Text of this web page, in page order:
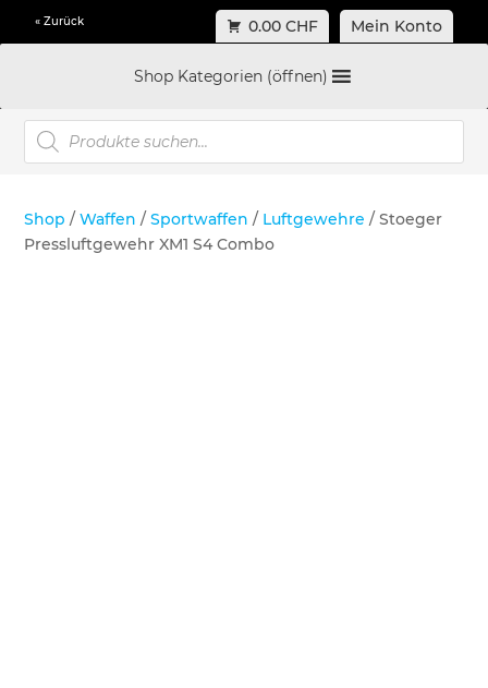
« Zurück 0.00 CHF Mein Konto
Shop Kategorien (öffnen)
Products
search
Shop /Waffen /Sportwaffen / Luftgewehre / Stoeger
Pressluftgewehr XM1 S4 Combo